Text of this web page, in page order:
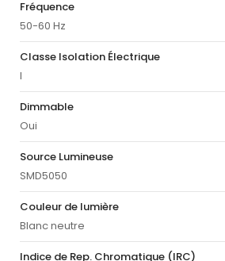
Fréquence
50-60 Hz
Classe Isolation Électrique
I
Dimmable
Oui
Source Lumineuse
SMD5050
Couleur de lumière
Blanc neutre
Indice de Rep. Chromatique (IRC)